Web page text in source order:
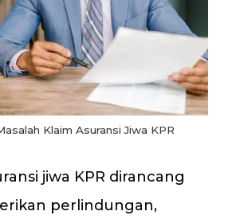
Klaim Asuransi Jiwa KPR
jiwa KPR dirancang
perlindungan,